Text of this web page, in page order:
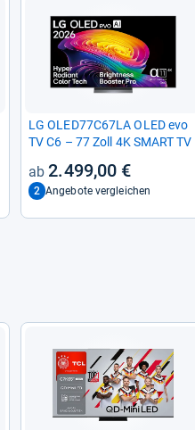
LG OLED77C67LA OLED evo
TV C6 – 77 Zoll 4K SMART TV
2.499,00 €
2 Angebote vergleichen